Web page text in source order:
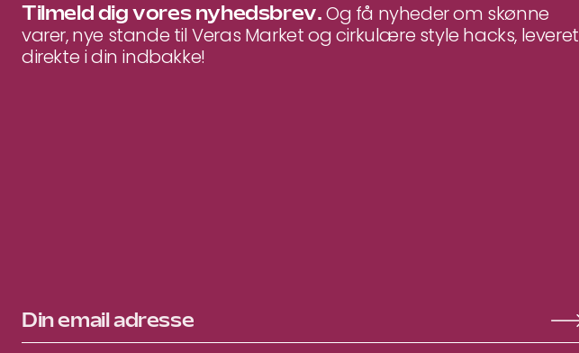
Tilmeld dig vores nyhedsbrev.Og få nyheder om skønne
varer, nye stande til Veras Market og cirkulære style hacks, leveret
direkte i din indbakke!